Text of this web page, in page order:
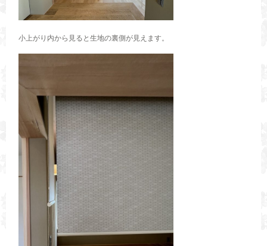
小上がり内から見ると生地の裏側が見えます。